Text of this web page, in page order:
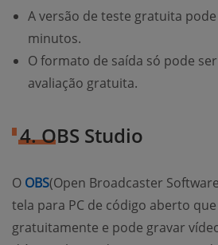
A versão de teste gratuita
minutos.
O formato de saída só pode
avaliação gratuita.
4. OBS Studio
O OBS(Open Broadcaster
tela para PC de código aberto
gratuitamente e pode gravar